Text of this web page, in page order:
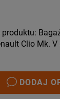
Clio Mk.
DODAJ